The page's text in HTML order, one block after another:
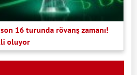
16 turunda rövanş zamanı!
oluyor